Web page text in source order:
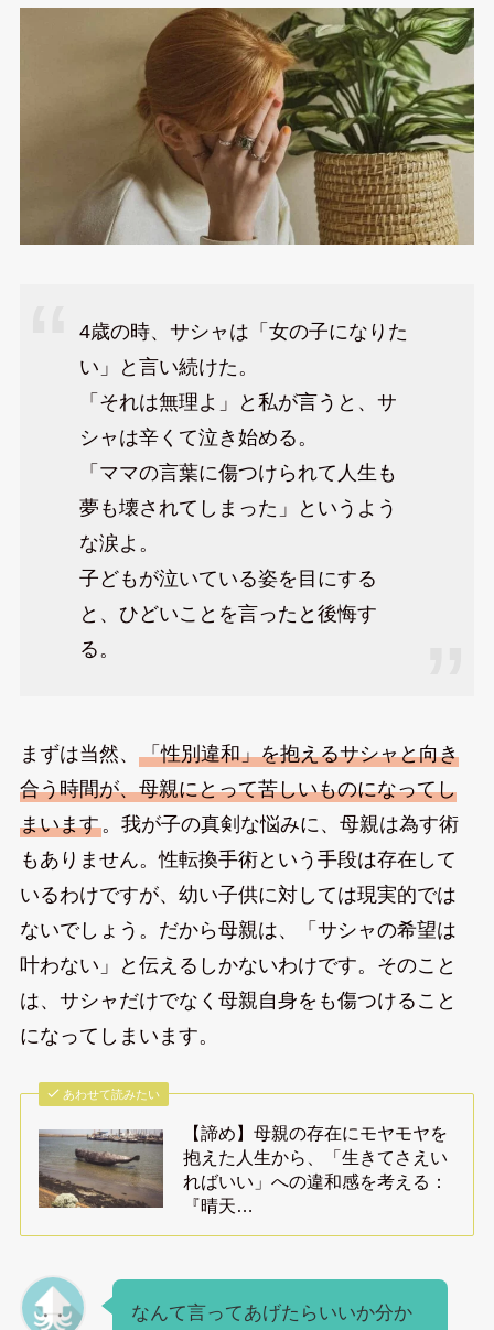
4歳の時、サシャは「女の子になりた
い」と言い続けた。
「それは無理よ」と私が言うと、サ
シャは辛くて泣き始める。
「ママの言葉に傷つけられて人生も
夢も壊されてしまった」というよう
な涙よ。
子どもが泣いている姿を目にする
と、ひどいことを言ったと後悔す
る。
まずは当然、 「性別違和」を抱えるサシャと向き
合う時間が、母親にとって苦しいものになってし
まいます。我が子の真剣な悩みに、母親は為す術
もありません。性転換手術という手段は存在して
いるわけですが、幼い子供に対しては現実的では
ないでしょう。だから母親は、「サシャの希望は
叶わない」と伝えるしかないわけです。そのこと
は、サシャだけでなく母親自身をも傷つけること
になってしまいます。
あわせて読みたい
【諦め】母親の存在にモヤモヤを
抱えた人生から、「生きてさえい
ればいい」への違和感を考える：
『晴天…
なんて言ってあげたらいいか分か